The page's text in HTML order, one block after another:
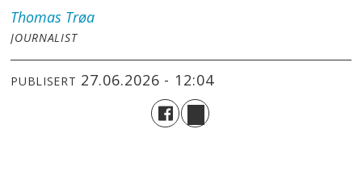
Thomas Trøa
JOURNALIST
PUBLISERT 27.06.2026 - 12:04